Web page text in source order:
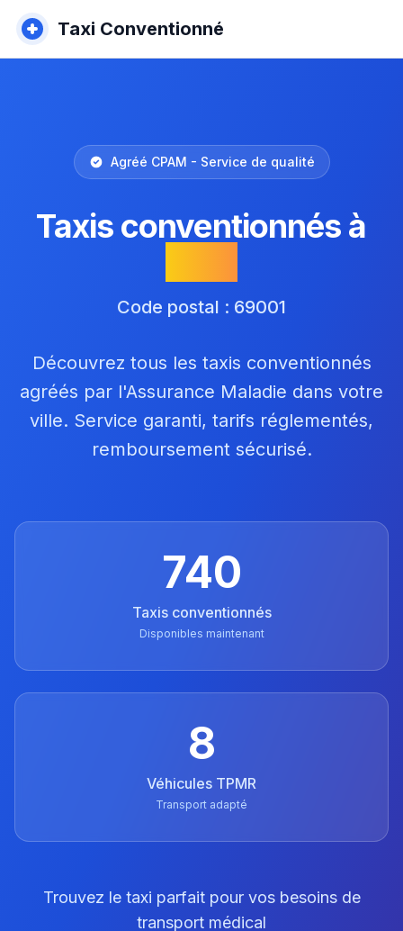
Taxi Conventionné
Agréé CPAM - Service de qualité
Taxis conventionnés à
Code postal : 69001
Découvrez tous les taxis conventionnés
agréés par l'Assurance Maladie dans votre
ville. Service garanti, tarifs réglementés,
remboursement sécurisé.
740
Taxis conventionnés
Disponibles maintenant
8
Véhicules TPMR
Transport adapté
Trouvez le taxi parfait pour vos besoins de
transport médical